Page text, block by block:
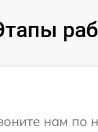
нам по